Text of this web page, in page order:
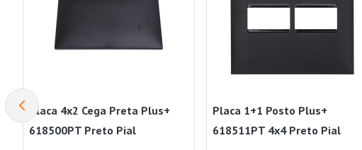
Placa 4x2 Cega Preta Plus+
618500PT Preto Pial
Placa 1+1 Posto Plus+
618511PT 4x4 Preto Pial